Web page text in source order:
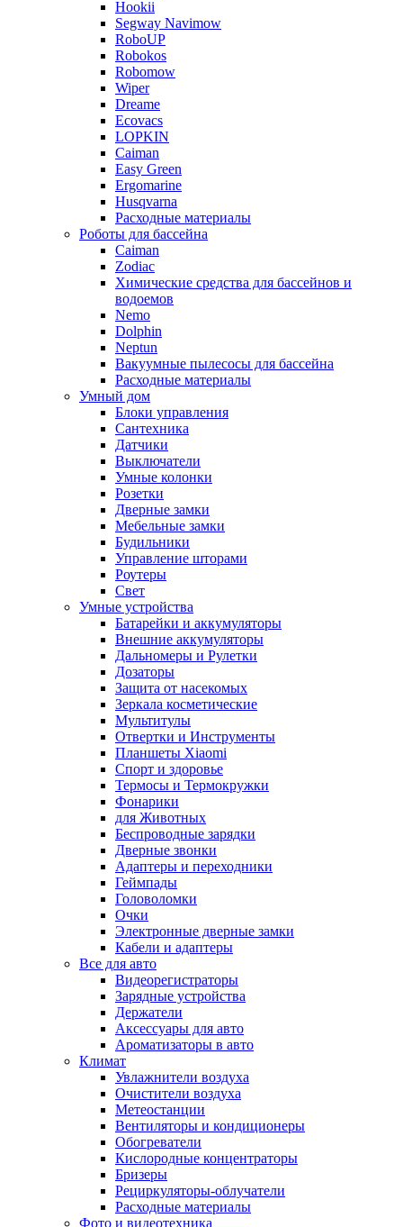
Hookii
Segway Navimow
RoboUP
Robokos
Robomow
Wiper
Dreame
Ecovacs
LOPKIN
Caiman
Easy Green
Ergomarine
Husqvarna
Расходные материалы
Роботы для бассейна
Caiman
Zodiac
Химические средства для бассейнов и
водоемов
Nemo
Dolphin
Neptun
Вакуумные пылесосы для бассейна
Расходные материалы
Умный дом
Блоки управления
Сантехника
Датчики
Выключатели
Умные колонки
Розетки
Дверные замки
Мебельные замки
Будильники
Управление шторами
Роутеры
Свет
Умные устройства
Батарейки и аккумуляторы
Внешние аккумуляторы
Дальномеры и Рулетки
Дозаторы
Защита от насекомых
Зеркала косметические
Мультитулы
Отвертки и Инструменты
Планшеты Xiaomi
Спорт и здоровье
Термосы и Термокружки
Фонарики
для Животных
Беспроводные зарядки
Дверные звонки
Адаптеры и переходники
Геймпады
Головоломки
Очки
Электронные дверные замки
Кабели и адаптеры
Все для авто
Видеорегистраторы
Зарядные устройства
Держатели
Аксессуары для авто
Ароматизаторы в авто
Климат
Увлажнители воздуха
Очистители воздуха
Метеостанции
Вентиляторы и кондиционеры
Обогреватели
Кислородные концентраторы
Бризеры
Рециркуляторы-облучатели
Расходные материалы
Фото и видеотехника